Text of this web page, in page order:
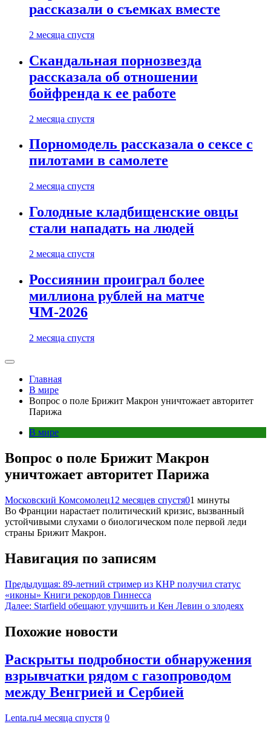
рассказали о съемках вместе
2 месяца спустя
Скандальная порнозвезда
рассказала об отношении
бойфренда к ее работе
2 месяца спустя
Порномодель рассказала о сексе с
пилотами в самолете
2 месяца спустя
Голодные кладбищенские овцы
стали нападать на людей
2 месяца спустя
Россиянин проиграл более
миллиона рублей на матче
ЧМ-2026
2 месяца спустя
Главная
В мире
Вопрос о поле Брижит Макрон уничтожает авторитет
Парижа
В мире
Вопрос о поле Брижит Макрон
уничтожает авторитет Парижа
Московский Комсомолец12 месяцев спустя01 минуты
Во Франции нарастает политический кризис, вызванный
устойчивыми слухами о биологическом поле первой леди
страны Брижит Макрон.
Навигация по записям
Предыдущая: 89-летний стример из КНР получил статус
«иконы» Книги рекордов Гиннесса
Далее: Starfield обещают улучшить и Кен Левин о злодеях
Похожие новости
Раскрыты подробности обнаружения
взрывчатки рядом с газопроводом
между Венгрией и Сербией
Lenta.ru4 месяца спустя 0